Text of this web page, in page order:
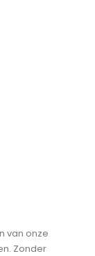
van onze
Zonder